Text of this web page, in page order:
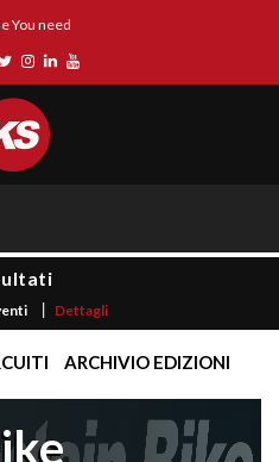
You need
Dettagli
ARCHIVIO EDIZIONI